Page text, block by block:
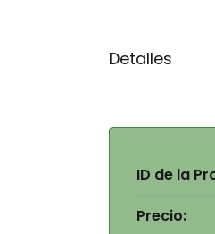
Detalles
ID de la
Precio: